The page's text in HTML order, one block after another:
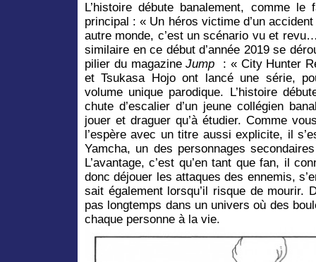
L’histoire débute banalement, comme le
principal : « Un héros victime d’un
autre monde, c’est un scénario vu et
similaire en ce début d’année 2019 se
pilier du magazineJump : « City Hunter
et Tsukasa Hojo ont lancé une série,
volume unique parodique. L’histoire
chute d’escalier d’un jeune collégien
jouer et draguer qu’à étudier. Comme
l’espère avec un titre aussi explicite, il
Yamcha, un des personnages
L’avantage, c’est qu’en tant que fan, il
donc déjouer les attaques des ennemis,
sait également lorsqu’il risque de mourir.
pas longtemps dans un univers où des
chaque personne à la vie.